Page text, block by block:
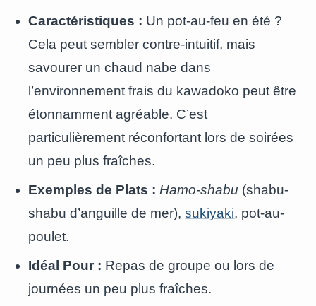
Caractéristiques : Un pot-au-feu en été ?
Cela peut sembler contre-intuitif, mais
savourer un chaud nabe dans
l’environnement frais du kawadoko peut être
étonnamment agréable. C’est
particulièrement réconfortant lors de soirées
un peu plus fraîches.
Exemples de Plats : Hamo-shabu (shabu-
shabu d’anguille de mer),sukiyaki, pot-au-
poulet.
Idéal Pour : Repas de groupe ou lors de
journées un peu plus fraîches.